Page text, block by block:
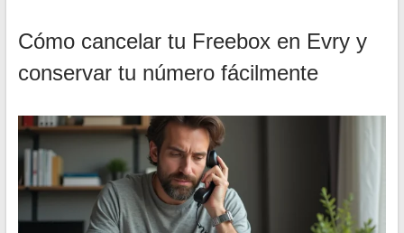
Cómo cancelar tu Freebox en Evry y
conservar tu número fácilmente